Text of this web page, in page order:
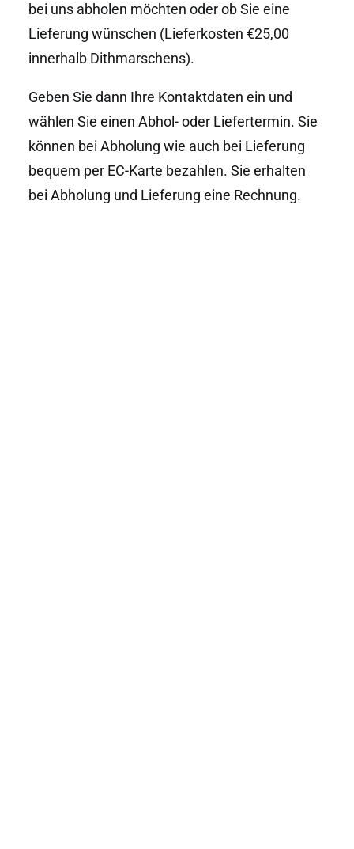
bei uns abholen möchten oder ob Sie eine
Lieferung wünschen (Lieferkosten €25,00
innerhalb Dithmarschens).
Geben Sie dann Ihre Kontaktdaten ein und
wählen Sie einen Abhol- oder Liefertermin. Sie
können bei Abholung wie auch bei Lieferung
bequem per EC-Karte bezahlen. Sie erhalten
bei Abholung und Lieferung eine Rechnung.